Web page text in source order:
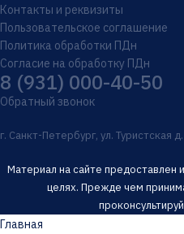
Контакты и реквизиты
Пользовательское соглашение
Политика обработки ПДн
Согласие на обработку ПДн
8 (931) 000-40-50
Обратный звонок
г. Санкт-Петербург, ул. Туристская
Материал на сайте предоставлен
целях. Прежде чем
Главная